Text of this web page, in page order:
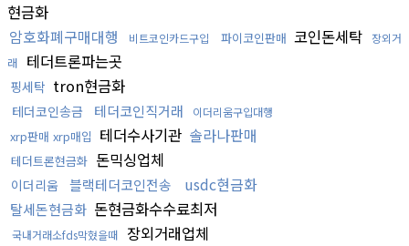
현금화
암호화폐구매대행
비트코인카드구입 파이코인판매 코인돈세탁
장외거
래
테더트론파는곳
핑세탁 tron현금화
테더코인송금 테더코인직거래 이더리움구입대행
xrp판매 xrp매입 테더수사기관 솔라나판매
테더트론현금화 돈믹싱업체
이더리움 블랙테더코인전송 usdc현금화
탈세돈현금화 돈현금화수수료최저
국내거래소fds막혔을때 장외거래업체